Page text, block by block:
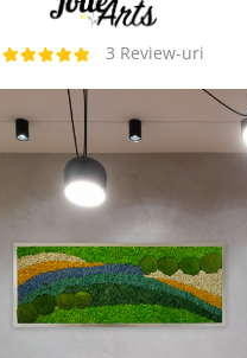
3 Review-uri